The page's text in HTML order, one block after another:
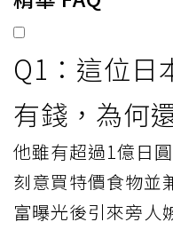
Q1：這位日
有錢，為何
他雖有超過1億日
刻意買特價食物並
富曝光後引來旁人